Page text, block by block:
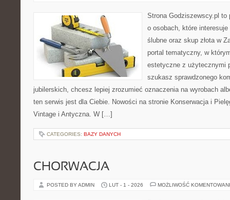
Strona Godziszewscy.pl
o osobach, które
ślubne oraz skup złota w
portal tematyczny, w
estetyczne z użytecznymi
szukasz sprawdzonego
jubilerskich, chcesz lepiej zrozumieć oznaczenia na wyrobach
ten serwis jest dla Ciebie. Nowości na stronie Konserwacja i
Vintage i Antyczna. W […]
CATEGORIES: BAZY DANYCH
CHORWACJA
POSTED BY ADMIN LUT - 1 - 2026 MOŻLIWOŚĆ